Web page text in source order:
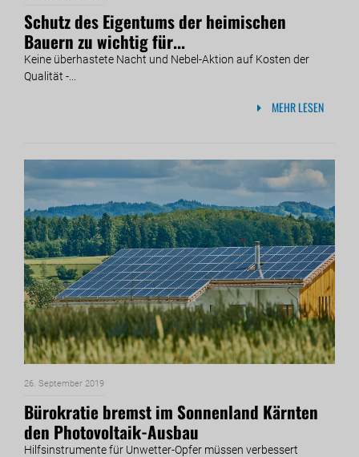
Schutz des Eigentums der heimischen
Bauern zu wichtig für...
Keine überhastete Nacht und Nebel-Aktion auf Kosten der
Qualität -...
MEHR LESEN
26. September 2019
Bürokratie bremst im Sonnenland Kärnten
den Photovoltaik-Ausbau
Hilfsinstrumente für Unwetter-Opfer müssen verbessert